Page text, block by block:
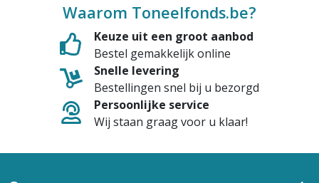
Waarom Toneelfonds.be?
Keuze uit een groot aanbod
Bestel gemakkelijk online
Snelle levering
Bestellingen snel bij u bezorgd
Persoonlijke service
Wij staan graag voor u klaar!